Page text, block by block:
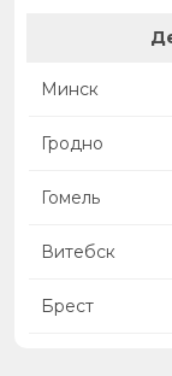
Минск
Гродно
Гомель
Витебск
Брест